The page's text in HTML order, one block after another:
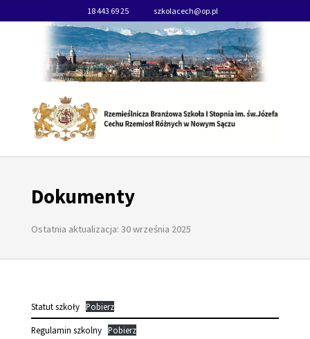
18 443 69 25 szkolacech@op.pl
Dokumenty
Ostatnia aktualizacja: 30 września 2025
Statut szkoły Pobierz
Regulamin szkolny Pobierz